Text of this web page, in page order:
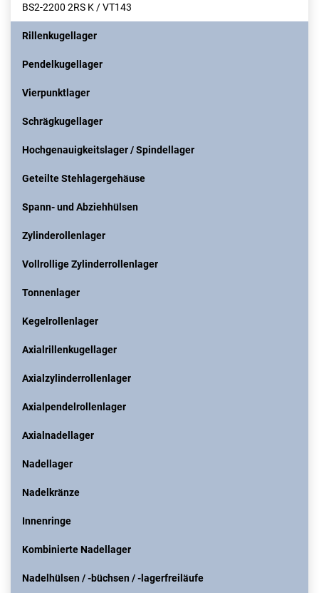
BS2-2200 2RS K / VT143
Rillenkugellager
Pendelkugellager
Vierpunktlager
Schrägkugellager
Hochgenauigkeitslager / Spindellager
Geteilte Stehlagergehäuse
Spann- und Abziehhülsen
Zylinderollenlager
Vollrollige Zylinderrollenlager
Tonnenlager
Kegelrollenlager
Axialrillenkugellager
Axialzylinderrollenlager
Axialpendelrollenlager
Axialnadellager
Nadellager
Nadelkränze
Innenringe
Kombinierte Nadellager
Nadelhülsen / -büchsen / -lagerfreiläufe